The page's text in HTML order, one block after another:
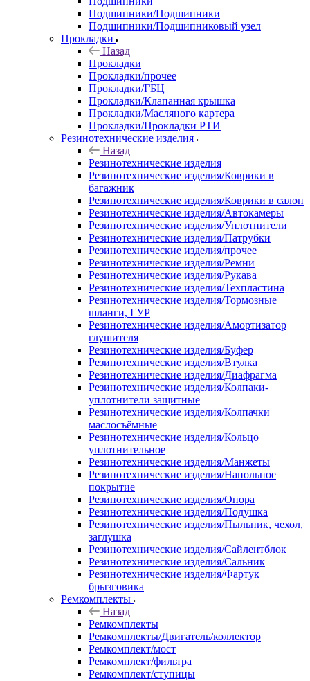
Подшипники/Подшипники
Подшипники/Подшипниковый узел
Прокладки
Назад
Прокладки
Прокладки/прочее
Прокладки/ГБЦ
Прокладки/Клапанная крышка
Прокладки/Масляного картера
Прокладки/Прокладки РТИ
Резинотехнические изделия
Назад
Резинотехнические изделия
Резинотехнические изделия/Коврики в
багажник
Резинотехнические изделия/Коврики в салон
Резинотехнические изделия/Автокамеры
Резинотехнические изделия/Уплотнители
Резинотехнические изделия/Патрубки
Резинотехнические изделия/прочее
Резинотехнические изделия/Ремни
Резинотехнические изделия/Рукава
Резинотехнические изделия/Техпластина
Резинотехнические изделия/Тормозные
шланги, ГУР
Резинотехнические изделия/Амортизатор
глушителя
Резинотехнические изделия/Буфер
Резинотехнические изделия/Втулка
Резинотехнические изделия/Диафрагма
Резинотехнические изделия/Колпаки-
уплотнители защитные
Резинотехнические изделия/Колпачки
маслосъёмные
Резинотехнические изделия/Кольцо
уплотнительное
Резинотехнические изделия/Манжеты
Резинотехнические изделия/Напольное
покрытие
Резинотехнические изделия/Опора
Резинотехнические изделия/Подушка
Резинотехнические изделия/Пыльник, чехол,
заглушка
Резинотехнические изделия/Сайлентблок
Резинотехнические изделия/Сальник
Резинотехнические изделия/Фартук
брызговика
Ремкомплекты
Назад
Ремкомплекты
Ремкомплекты/Двигатель/коллектор
Ремкомплект/мост
Ремкомплект/фильтра
Ремкомплект/ступицы